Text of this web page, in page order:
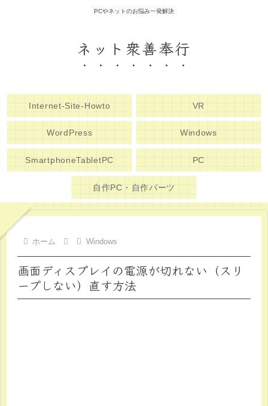
PCやネットのお悩み一発解決
ネット衆善奉行
Internet-Site-Howto VR
WordPress Windows
SmartphoneTabletPC PC
自作PC・自作パーツ
ホーム Windows
画面ディスプレイの電源が切れない（スリ
ープしない）直す方法